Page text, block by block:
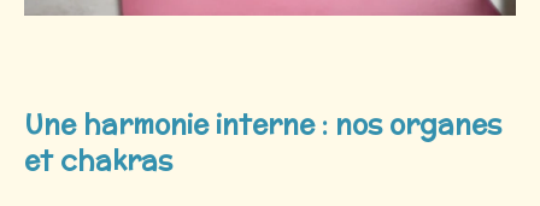
Une harmonie interne : nos organes
et chakras